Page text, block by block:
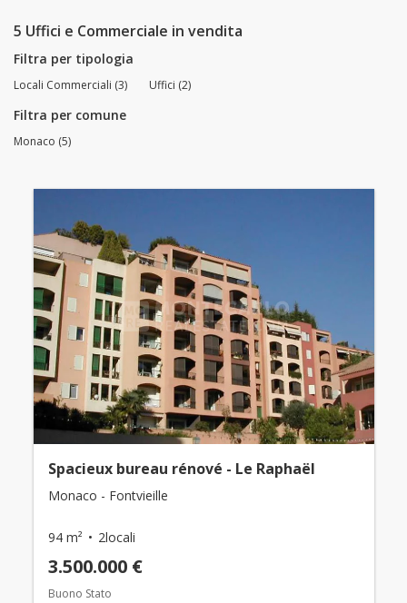
5 Uffici e Commerciale in vendita
Filtra per tipologia
Locali Commerciali (3) Uffici (2)
Filtra per comune
Monaco (5)
Spacieux bureau rénové - Le Raphaël
Monaco - Fontvieille
94 m² 2locali
3.500.000 €
Buono Stato